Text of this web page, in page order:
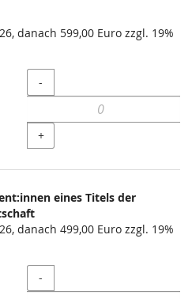
danach 599,00 Euro zzgl. 19%
Menge
-
+
eines Titels der
danach 499,00 Euro zzgl. 19%
Menge
-